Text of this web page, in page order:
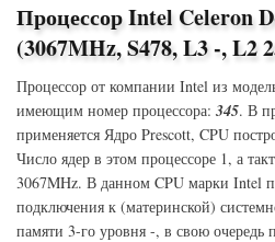
Процессор Intel Celeron
(3067MHz, S478, L3 -, L2
Процессор от компании Intel из
имеющим номер процессора: 345. В
применяется Ядро Prescott, CPU
Число ядер в этом процессоре 1, а
3067MHz. В данном CPU марки Intel
подключения к (материнской)
памяти 3-го уровня -, в свою очередь